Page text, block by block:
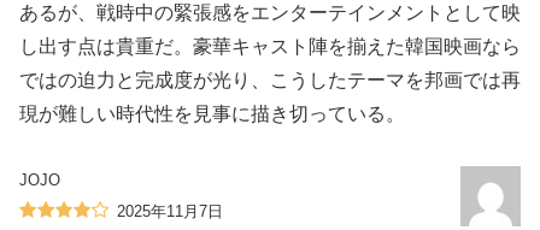
あるが、戦時中の緊張感をエンターテインメントとして映
し出す点は貴重だ。豪華キャスト陣を揃えた韓国映画なら
ではの迫力と完成度が光り、こうしたテーマを邦画では再
現が難しい時代性を見事に描き切っている。
JOJO
2025年11月7日